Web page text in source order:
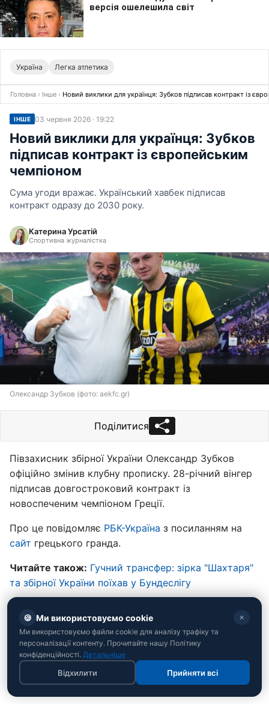
Україна Легка атлетика
Головна › Інше › Новий виклики для українця: Зубков підписав контракт із
ІНШЕ 03 червня 2026 · 19:22
Новий виклики для українця: Зубков
підписав контракт із європейським
чемпіоном
Сума угоди вражає. Український хавбек підписав
контракт одразу до 2030 року.
Катерина Урсатій
Спортивна журналістка
Олександр Зубков (фото: aekfc.gr)
Поділитися
Півзахисник збірної України Олександр Зубков
офіційно змінив клубну прописку. 28-річний вінгер
підписав довгостроковий контракт із
новоспеченим чемпіоном Греції.
Про це повідомляє РБК-Україна з посиланням на
сайт грецького гранда.
Читайте також: Гучний трансфер: зірка "Шахтаря"
та збірної України поїхав у Бундеслігу
🍪 Ми використовуємо cookie ✕
Ми використовуємо файли cookie для аналізу трафіку та
персоналізації контенту. Прочитайте нашу Політику
конфіденційності. Детальніше
Відхилити Прийняти всі